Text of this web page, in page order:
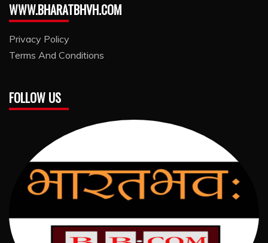
WWW.BHARATBHVH.COM
Privacy Policy
Terms And Conditions
FOLLOW US